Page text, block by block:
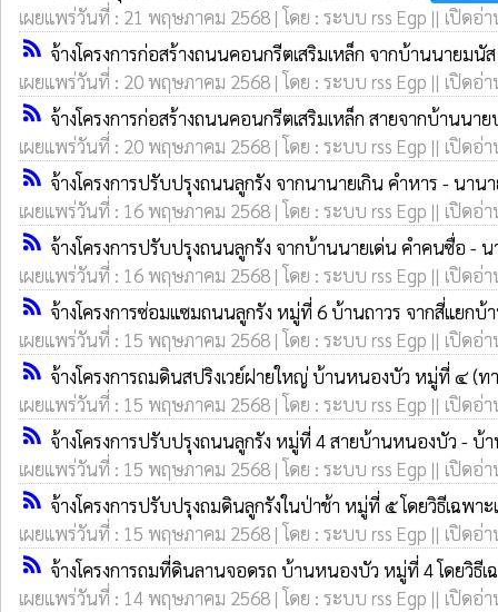
เผยแพร่วันที่ : 21 พฤษภาคม 2568 | โดย : ระบบ rss Egp || เปิดอ่
rss_feed จ้างโครงการก่อสร้างถนนคอนกรีตเสริมเหล็ก จากบ้านนาย
เผยแพร่วันที่ : 20 พฤษภาคม 2568 | โดย : ระบบ rss Egp || เปิดอ่
rss_feed จ้างโครงการก่อสร้างถนนคอนกรีตเสริมเหล็ก สายจากบ้านน
เผยแพร่วันที่ : 20 พฤษภาคม 2568 | โดย : ระบบ rss Egp || เปิดอ่
rss_feed จ้างโครงการปรับปรุงถนนลูกรัง จากนานายเกิน คำหาร - นา
เผยแพร่วันที่ : 16 พฤษภาคม 2568 | โดย : ระบบ rss Egp || เปิดอ่
rss_feed จ้างโครงการปรับปรุงถนนลูกรัง จากบ้านนายเด่น คำคนซื่อ -
เผยแพร่วันที่ : 16 พฤษภาคม 2568 | โดย : ระบบ rss Egp || เปิดอ่
rss_feed จ้างโครงการซ่อมแซมถนนลูกรัง หมู่ที่ 6 บ้านถาวร จากสี่แยก
เผยแพร่วันที่ : 15 พฤษภาคม 2568 | โดย : ระบบ rss Egp || เปิดอ่
rss_feed จ้างโครงการถมดินสปริงเวย์ฝายใหญ่ บ้านหนองบัว หมู่ที่ ๔ (ท
เผยแพร่วันที่ : 15 พฤษภาคม 2568 | โดย : ระบบ rss Egp || เปิดอ่
rss_feed จ้างโครงการปรับปรุงถนนลูกรัง หมู่ที่ 4 สายบ้านหนองบัว - บ้า
เผยแพร่วันที่ : 15 พฤษภาคม 2568 | โดย : ระบบ rss Egp || เปิดอ่
rss_feed จ้างโครงการปรับปรุงถมดินลูกรังในป่าช้า หมู่ที่ ๕ โดยวิธีเฉพาะ
เผยแพร่วันที่ : 15 พฤษภาคม 2568 | โดย : ระบบ rss Egp || เปิดอ่
rss_feed จ้างโครงการถมที่ดินลานจอดรถ บ้านหนองบัว หมู่ที่ 4 โดยวิธีเ
เผยแพร่วันที่ : 14 พฤษภาคม 2568 | โดย : ระบบ rss Egp || เปิดอ่